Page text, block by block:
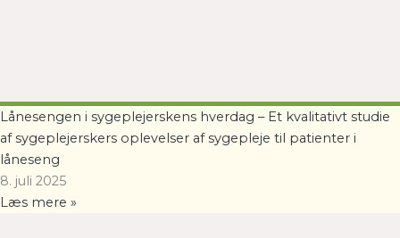
Lånesengen i sygeplejerskens hverdag – Et kvalitativt studie
af sygeplejerskers oplevelser af sygepleje til patienter i
låneseng
8. juli 2025
Læs mere »